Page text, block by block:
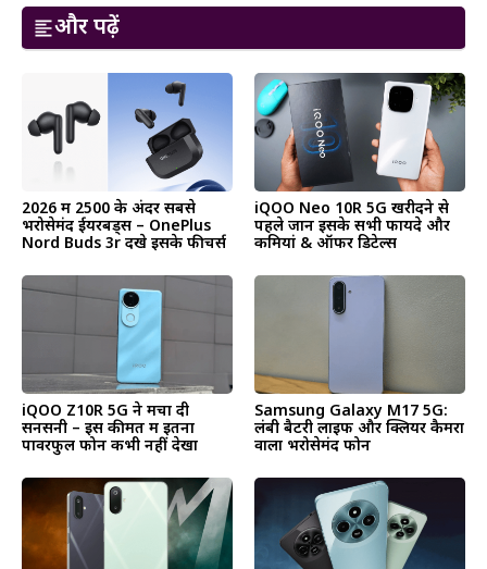
और पढ़ें
2026 में ₹2500 के अंदर सबसे
भरोसेमंद ईयरबड्स – OnePlus
Nord Buds 3r देंखे इसके फीचर्स
iQOO Neo 10R 5G खरीदने से
पहले जानें इसके सभी फायदे और
कमियां & ऑफर डिटेल्स
iQOO Z10R 5G ने मचा दी
सनसनी – इस कीमत में इतना
पावरफुल फोन कभी नहीं देखा
Samsung Galaxy M17 5G:
लंबी बैटरी लाइफ और क्लियर कैमरा
वाला भरोसेमंद फोन